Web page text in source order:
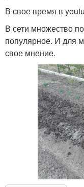
В свое время в
В сети множество
популярное. И для
свое мнение.